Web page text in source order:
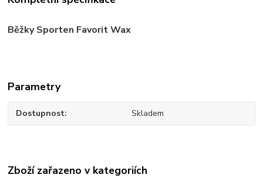
Běžky Sporten Favorit Wax
Parametry
Dostupnost Skladem
Zboží zařazeno v kategoriích